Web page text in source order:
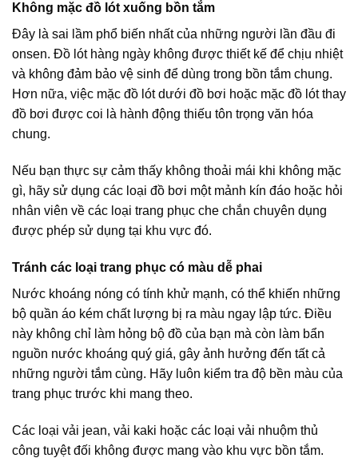
Không mặc đồ lót xuống bồn tắm
Đây là sai lầm phổ biến nhất của những người lần đầu đi
onsen. Đồ lót hàng ngày không được thiết kế để chịu nhiệt
và không đảm bảo vệ sinh để dùng trong bồn tắm chung.
Hơn nữa, việc mặc đồ lót dưới đồ bơi hoặc mặc đồ lót thay
đồ bơi được coi là hành động thiếu tôn trọng văn hóa
chung.
Nếu bạn thực sự cảm thấy không thoải mái khi không mặc
gì, hãy sử dụng các loại đồ bơi một mảnh kín đáo hoặc hỏi
nhân viên về các loại trang phục che chắn chuyên dụng
được phép sử dụng tại khu vực đó.
Tránh các loại trang phục có màu dễ phai
Nước khoáng nóng có tính khử mạnh, có thể khiến những
bộ quần áo kém chất lượng bị ra màu ngay lập tức. Điều
này không chỉ làm hỏng bộ đồ của bạn mà còn làm bẩn
nguồn nước khoáng quý giá, gây ảnh hưởng đến tất cả
những người tắm cùng. Hãy luôn kiểm tra độ bền màu của
trang phục trước khi mang theo.
Các loại vải jean, vải kaki hoặc các loại vải nhuộm thủ
công tuyệt đối không được mang vào khu vực bồn tắm.